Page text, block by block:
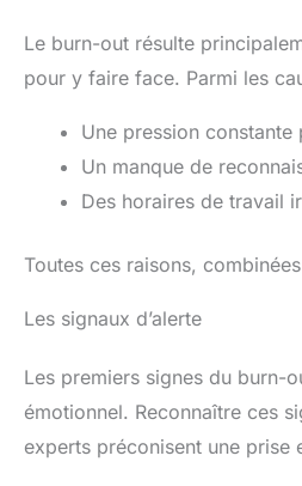
Le burn-out résulte
pour y faire face. Parmi les
Une pression
Un manque de
Des horaires de travail
Toutes ces raisons,
Les signaux d’alerte
Les premiers signes du burn-
émotionnel. Reconnaître ces
experts préconisent une prise